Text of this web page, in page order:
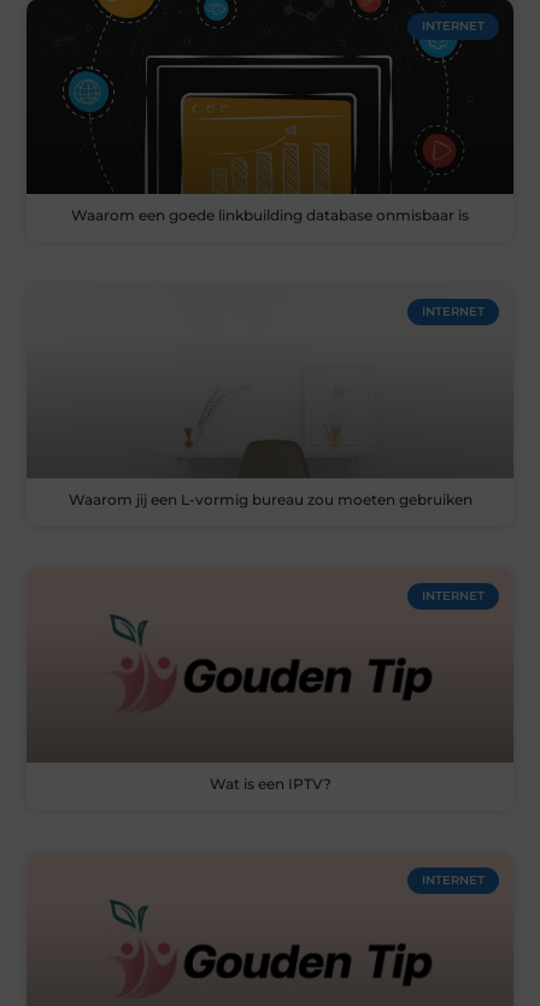
INTERNET
Waarom een goede linkbuilding database onmisbaar is
INTERNET
Waarom jij een L-vormig bureau zou moeten gebruiken
INTERNET
Wat is een IPTV?
INTERNET